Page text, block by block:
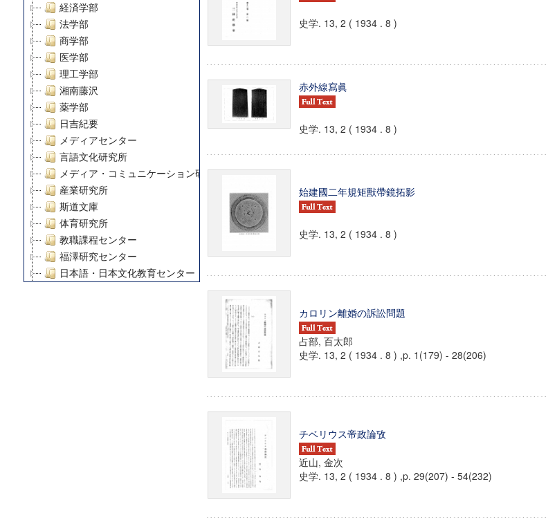
経済学部
法学部
商学部
医学部
理工学部
湘南藤沢
薬学部
日吉紀要
メディアセンター
言語文化研究所
メディア・コミュニケーション研究所
産業研究所
斯道文庫
体育研究所
教職課程センター
福澤研究センター
日本語・日本文化教育センター
デジタルメディア・コンテンツ統合研究センター
グローバルリサーチインスティテュート
博士課程教育リーディングプログラム「超成熟社会発展のサイエンス」
史学. 13, 2 ( 1934 . 8 )
赤外線寫眞
史学. 13, 2 ( 1934 . 8 )
始建國二年規矩獸帶鏡拓影
史学. 13, 2 ( 1934 . 8 )
カロリン離婚の訴訟問題
占部, 百太郎
史学. 13, 2 ( 1934 . 8 ) ,p. 1(179) - 28(206)
チベリウス帝政論攷
近山, 金次
史学. 13, 2 ( 1934 . 8 ) ,p. 29(207) - 54(232)